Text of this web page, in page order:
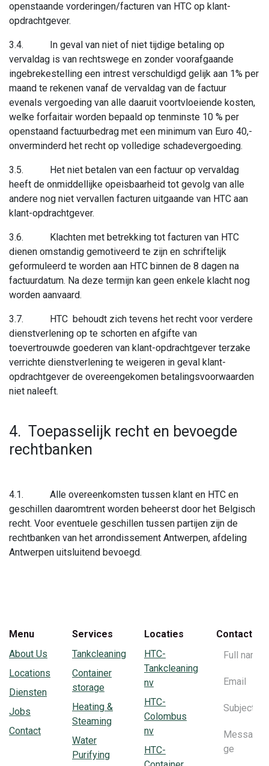
openstaande vorderingen/facturen van HTC op klant-
opdrachtgever.
3.4. In geval van niet of niet tijdige betaling op
vervaldag is van rechtswege en zonder voorafgaande
ingebrekestelling een intrest verschuldigd gelijk aan 1% per
maand te rekenen vanaf de vervaldag van de factuur
evenals vergoeding van alle daaruit voortvloeiende kosten,
welke forfaitair worden bepaald op tenminste 10 % per
openstaand factuurbedrag met een minimum van Euro 40,-
onverminderd het recht op volledige schadevergoeding.
3.5. Het niet betalen van een factuur op vervaldag
heeft de onmiddellijke opeisbaarheid tot gevolg van alle
andere nog niet vervallen facturen uitgaande van HTC aan
klant-opdrachtgever.
3.6. Klachten met betrekking tot facturen van HTC
dienen omstandig gemotiveerd te zijn en schriftelijk
geformuleerd te worden aan HTC binnen de 8 dagen na
factuurdatum. Na deze termijn kan geen enkele klacht nog
worden aanvaard.
3.7. HTC behoudt zich tevens het recht voor verdere
dienstverlening op te schorten en afgifte van
toevertrouwde goederen van klant-opdrachtgever terzake
verrichte dienstverlening te weigeren in geval klant-
opdrachtgever de overeengekomen betalingsvoorwaarden
niet naleeft.
4. Toepasselijk recht en bevoegde
rechtbanken
4.1. Alle overeenkomsten tussen klant en HTC en
geschillen daaromtrent worden beheerst door het Belgisch
recht. Voor eventuele geschillen tussen partijen zijn de
rechtbanken van het arrondissement Antwerpen, afdeling
Antwerpen uitsluitend bevoegd.
Menu
About Us
Locations
Diensten
Jobs
Contact
Services
Tankcleaning
Container
storage
Heating &
Steaming
Water
Purifying
Locaties
HTC-
Tankcleaning
nv
HTC-
Colombus
nv
HTC-
Contact